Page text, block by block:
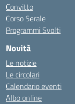
Convitto
Corso Serale
Programmi Svolti
Novità
Le notizie
Le circolari
Calendario eventi
Albo online